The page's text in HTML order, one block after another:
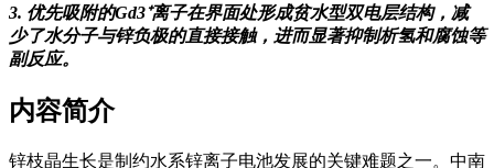
3. 优先吸附的Gd3⁺离子在界面处形成贫水型双电层结构，减
少了水分子与锌负极的直接接触，进而显著抑制析氢和腐蚀等
副反应。
内容简介
锌枝晶生长是制约水系锌离子电池发展的关键难题之一。中南